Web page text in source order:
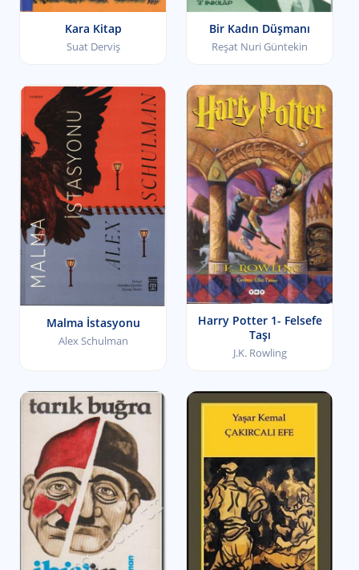
Kara Kitap
Suat Derviş
Bir Kadın Düşmanı
Reşat Nuri Güntekin
Malma İstasyonu
Alex Schulman
Harry Potter 1- Felsefe
Taşı
J.K. Rowling